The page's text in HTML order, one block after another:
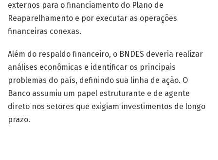
externos para o financiamento do Plano de
Reaparelhamento e por executar as operações
financeiras conexas.
Além do respaldo financeiro, o BNDES deveria realizar
análises econômicas e identificar os principais
problemas do país, definindo sua linha de ação. O
Banco assumiu um papel estruturante e de agente
direto nos setores que exigiam investimentos de longo
prazo.